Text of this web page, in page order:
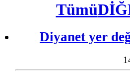
Tümü
Diyanet yer